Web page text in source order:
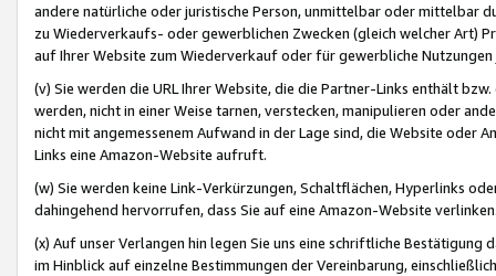
andere natürliche oder juristische Person, unmittelbar oder mittelbar
zu Wiederverkaufs- oder gewerblichen Zwecken (gleich welcher Art)
auf Ihrer Website zum Wiederverkauf oder für gewerbliche
(v) Sie werden die URL Ihrer Website, die die Partner-Links enthält
werden, nicht in einer Weise tarnen, verstecken, manipulieren oder
nicht mit angemessenem Aufwand in der Lage sind, die Website oder
Links eine Amazon-Website aufruft.
(w) Sie werden keine Link-Verkürzungen, Schaltflächen, Hyperlinks
dahingehend hervorrufen, dass Sie auf eine Amazon-Website
(x) Auf unser Verlangen hin legen Sie uns eine schriftliche
im Hinblick auf einzelne Bestimmungen der Vereinbarung,